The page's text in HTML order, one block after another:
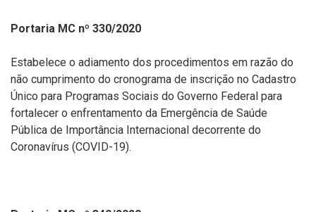
Portaria MC nº 330/2020
Estabelece o adiamento dos procedimentos em razão do
não cumprimento do cronograma de inscrição no Cadastro
Único para Programas Sociais do Governo Federal para
fortalecer o enfrentamento da Emergência de Saúde
Pública de Importância Internacional decorrente do
Coronavírus (COVID-19).